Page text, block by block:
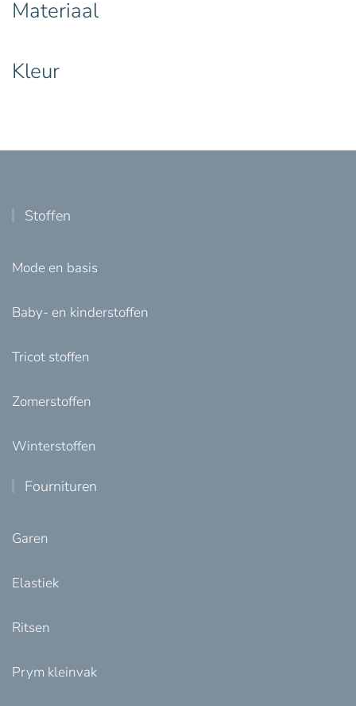
Materiaal
Kleur
Stoffen
Mode en basis
Baby- en kinderstoffen
Tricot stoffen
Zomerstoffen
Winterstoffen
Fournituren
Garen
Elastiek
Ritsen
Prym kleinvak